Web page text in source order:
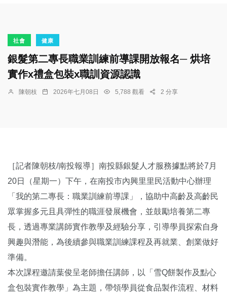
社會 健康
銀髮第二專長職業訓練前導課開放報名─ 烘培
實作x禮盒包裝x職訓資源認識
陳朝枝 2026年七月08日 5,788 觀看 2 分享
［記者陳朝枝/南投報導］南投縣銀髮人才服務據點將於7月
20日（星期一）下午，在南投市內興里里民活動中心辦理
「我的第二專長：職業訓練前導課」，協助中高齡及高齡民
眾掌握多元且具彈性的職涯發展機會，並鼓勵培養第二專
長，透過專業講師實作教學及經驗分享，引導學員探索自身
興趣與潛能，為後續參與職業訓練課程及再就業、創業做好
準備。
本次課程邀請葉俊呈老師擔任講師，以「雪Q餅製作及點心
盒包裝實作教學」為主題，帶領學員從食品製作流程、材料